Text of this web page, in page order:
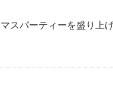
スパーティーを盛り上